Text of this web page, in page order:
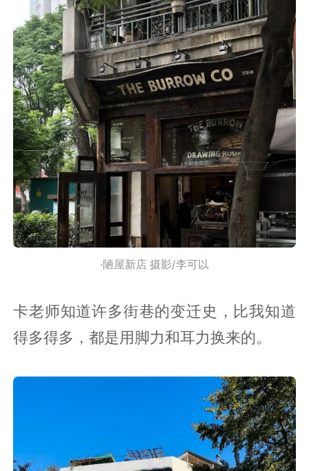
·陋屋新店 摄影/李可以
卡老师知道许多街巷的变迁史，比我知道
得多得多，都是用脚力和耳力换来的。